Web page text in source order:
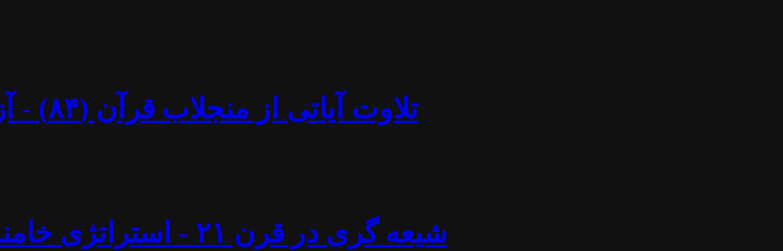
تلاوت آیاتی از منجلاب قرآن (۸۴) - آزادی بیان، تابوشکنی، بت‌شکنی – مرزها و محدودیت‌ها؟ - آزاد فارسانی
شیعه گری در قرن ۲۱ - استراتژی خامنه ای، نصرالله، اسماعیل هنیه، پوتین، چاوز و مادورو - دکتر جلال ایجادی